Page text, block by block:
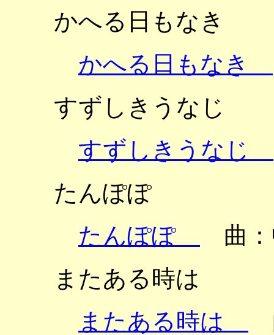
かへる日もなき
かへる日もなき
すずしきうなじ
すずしきうなじ
たんぽぽ
たんぽぽ
曲：
またある時は
またある時は